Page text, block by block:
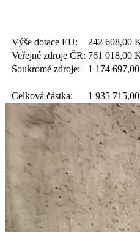
Výše dotace EU: 242 608,00
Veřejné zdroje ČR: 761 018,00
Soukromé zdroje:
1 174 697,00
Celková částka: 1 935 715,00